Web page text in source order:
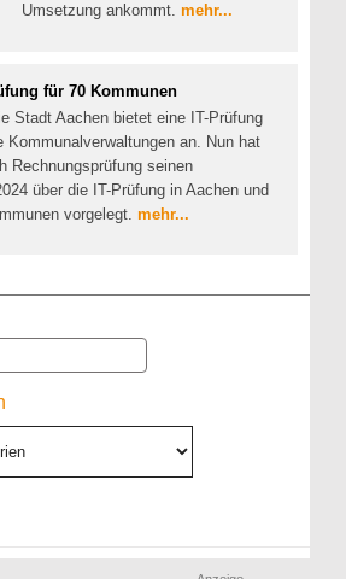
Umsetzung ankommt. mehr...
für 70 Kommunen
Stadt Aachen bietet eine IT-Prüfung
Kommunalverwaltungen an. Nun hat
Rechnungsprüfung seinen
über die IT-Prüfung in Aachen und
vorgelegt. mehr...